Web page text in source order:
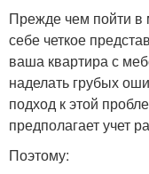
Прежде чем пойти в
себе четкое
ваша квартира с
наделать грубых
подход к этой
предполагает учет
Поэтому: